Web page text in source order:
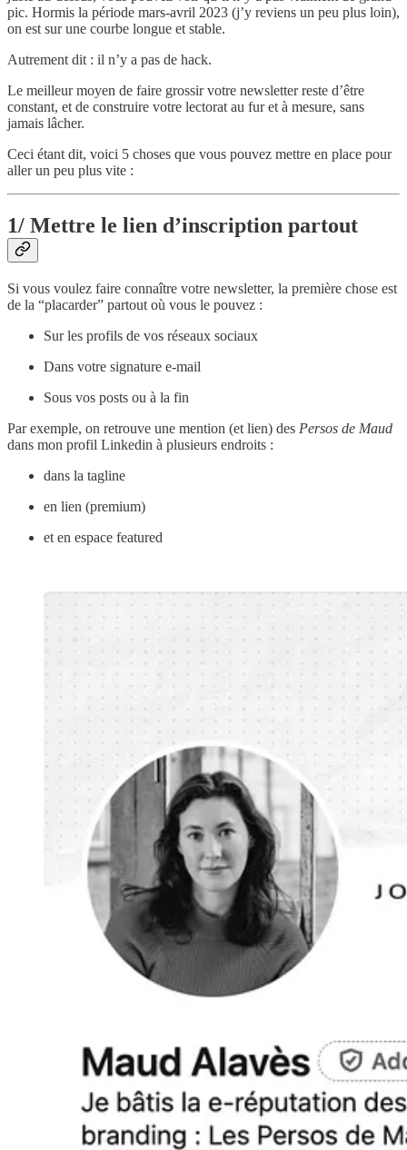
pic. Hormis la période mars-avril 2023 (j’y reviens un peu plus loin),
on est sur une courbe longue et stable.
Autrement dit : il n’y a pas de hack.
Le meilleur moyen de faire grossir votre newsletter reste d’être
constant, et de construire votre lectorat au fur et à mesure, sans
jamais lâcher.
Ceci étant dit, voici 5 choses que vous pouvez mettre en place pour
aller un peu plus vite :
1/ Mettre le lien d’inscription partout
Si vous voulez faire connaître votre newsletter, la première chose est
de la “placarder” partout où vous le pouvez :
Sur les profils de vos réseaux sociaux
Dans votre signature e-mail
Sous vos posts ou à la fin
Par exemple, on retrouve une mention (et lien) des Persos de Maud
dans mon profil Linkedin à plusieurs endroits :
dans la tagline
en lien (premium)
et en espace featured